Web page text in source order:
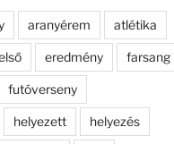
aranyérem atlétika
eredmény farsang
futóverseny
helyezett helyezés